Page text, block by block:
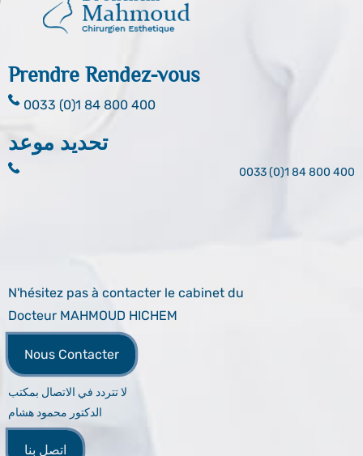
Prendre Rendez-vous
0033 (0)1 84 800 400
تحديد موعد
0033 (0)1 84 800 400
N'hésitez pas à contacter le cabinet du
Docteur MAHMOUD HICHEM
Nous Contacter
لا تتردد في الاتصال بمكتب
الدكتور محمود هشام
اتصل بنا